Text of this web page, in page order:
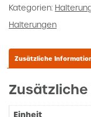
Kategorien:
Halterungen
Zusätzliche
Einheit